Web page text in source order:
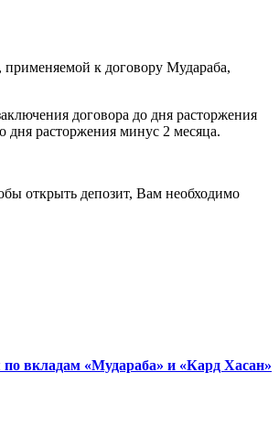
к договору Мудараба,
договора до дня расторжения
дня расторжения минус 2 месяца.
открыть депозит, Вам необходимо
вкладам «Мудараба» и «Кард Хасан»